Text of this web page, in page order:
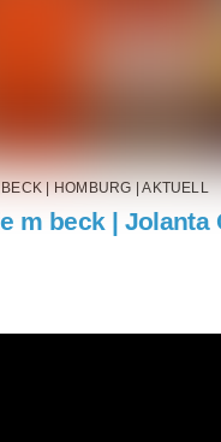
| HOMBURG | AKTUELL
m beck | Jolanta